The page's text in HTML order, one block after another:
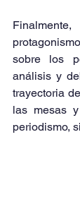
sobre los
análisis y
trayectoria
las mesas
periodismo,